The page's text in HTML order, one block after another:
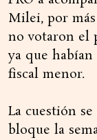
Milei, por
no votaron el
ya que
fiscal menor.
La cuestión
bloque la